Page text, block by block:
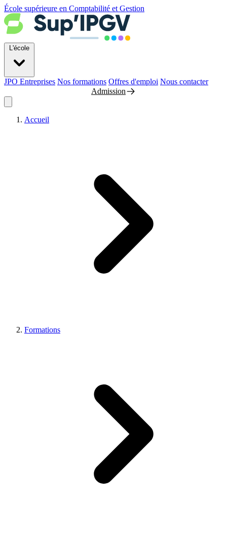
École supérieure en Comptabilité et Gestion
L'école
JPO Entreprises Nos formations Offres d'emploi Nous contacter
Admission
Accueil
Formations